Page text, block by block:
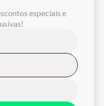
especiais e